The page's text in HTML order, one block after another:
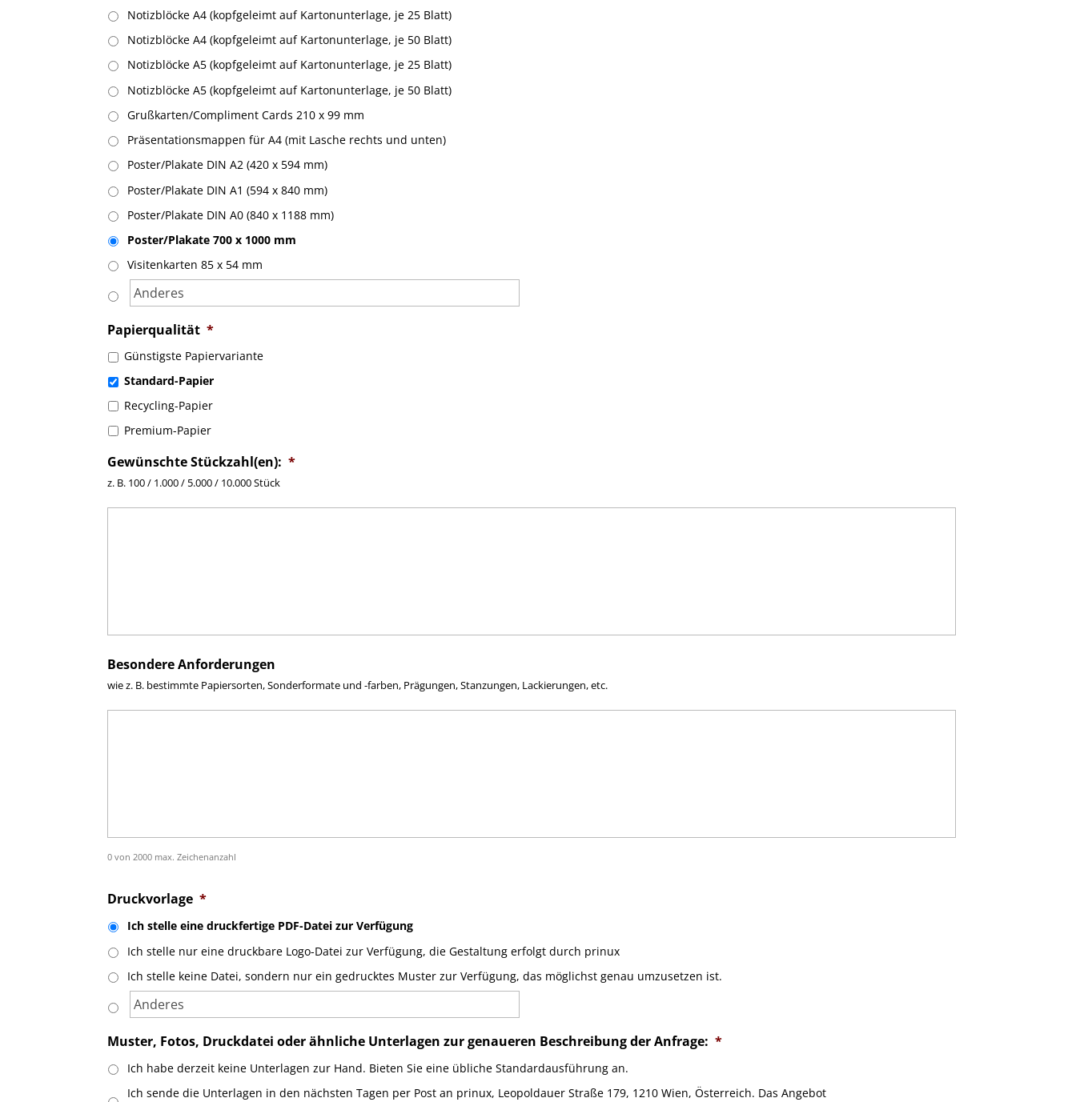
Notizblöcke A4 (kopfgeleimt auf Kartonunterlage, je 25 Blatt)
Notizblöcke A4 (kopfgeleimt auf Kartonunterlage, je 50 Blatt)
Notizblöcke A5 (kopfgeleimt auf Kartonunterlage, je 25 Blatt)
Notizblöcke A5 (kopfgeleimt auf Kartonunterlage, je 50 Blatt)
Grußkarten/Compliment Cards 210 x 99 mm
Präsentationsmappen für A4 (mit Lasche rechts und unten)
Poster/Plakate DIN A2 (420 x 594 mm)
Poster/Plakate DIN A1 (594 x 840 mm)
Poster/Plakate DIN A0 (840 x 1188 mm)
Poster/Plakate 700 x 1000 mm
Visitenkarten 85 x 54 mm
Papierqualität *
Günstigste Papiervariante
Standard-Papier
Recycling-Papier
Premium-Papier
Gewünschte Stückzahl(en): *
z. B. 100 / 1.000 / 5.000 / 10.000 Stück
Besondere Anforderungen
wie z. B. bestimmte Papiersorten, Sonderformate und -farben, Prägungen, Stanzungen, Lackierungen, etc.
0 von 2000 max. Zeichenanzahl
Druckvorlage *
Ich stelle eine druckfertige PDF-Datei zur Verfügung
Ich stelle nur eine druckbare Logo-Datei zur Verfügung, die Gestaltung erfolgt durch prinux
Ich stelle keine Datei, sondern nur ein gedrucktes Muster zur Verfügung, das möglichst genau umzusetzen ist.
Muster, Fotos, Druckdatei oder ähnliche Unterlagen zur genaueren Beschreibung der Anfrage: *
Ich habe derzeit keine Unterlagen zur Hand. Bieten Sie eine übliche Standardausführung an.
Ich sende die Unterlagen in den nächsten Tagen per Post an prinux, Leopoldauer Straße 179, 1210 Wien, Österreich. Das Angebot